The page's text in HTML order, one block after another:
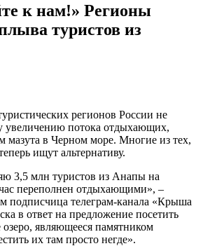
к нам!» Регионы
туристов из
регионов России не
увеличению потока отдыхающих,
мазута в Черном море. Многие из тех,
ищут альтернативу.
3,5 млн туристов из Анапы на
переполнен отдыхающими», –
подписчица телеграм-канала «Крыша
в ответ на предложение посетить
озеро, являющееся памятником
их там просто негде».